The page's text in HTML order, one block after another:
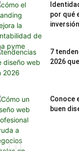
por qué
7
2026
Conoce
buen